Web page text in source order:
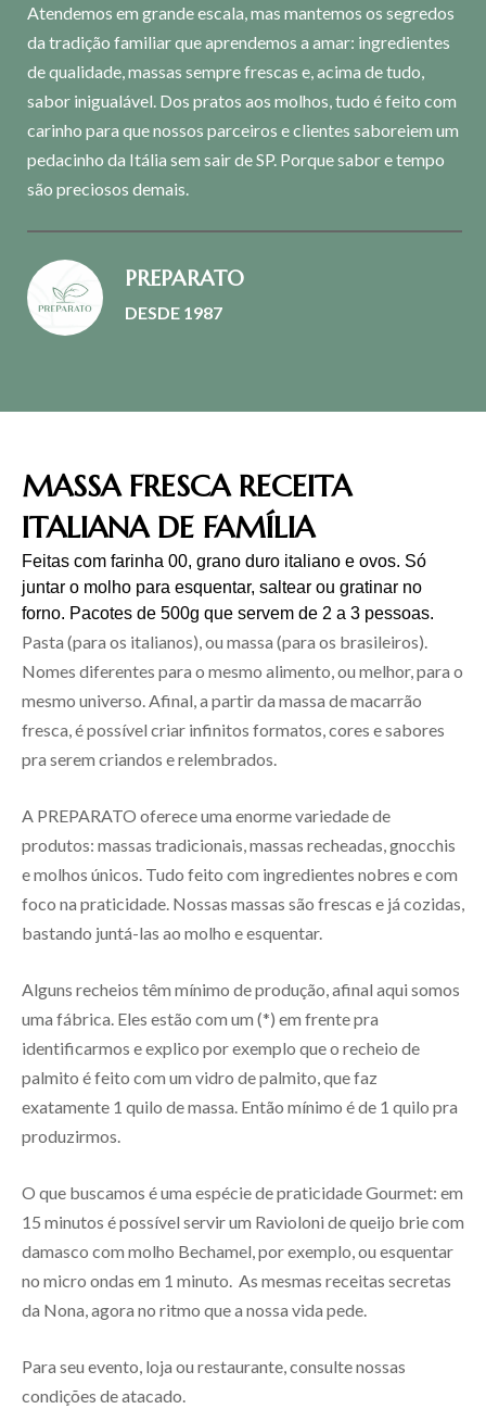
Atendemos em grande escala, mas mantemos os segredos
da tradição familiar que aprendemos a amar: ingredientes
de qualidade, massas sempre frescas e, acima de tudo,
sabor inigualável. Dos pratos aos molhos, tudo é feito com
carinho para que nossos parceiros e clientes saboreiem um
pedacinho da Itália sem sair de SP. Porque sabor e tempo
são preciosos demais.
PREPARATO
DESDE 1987
MASSA FRESCA RECEITA
ITALIANA DE FAMÍLIA
Feitas com farinha 00, grano duro italiano e ovos. Só
juntar o molho para esquentar, saltear ou gratinar no
forno. Pacotes de 500g que servem de 2 a 3 pessoas.
Pasta (para os italianos), ou massa (para os brasileiros).
Nomes diferentes para o mesmo alimento, ou melhor, para o
mesmo universo. Afinal, a partir da massa de macarrão
fresca, é possível criar infinitos formatos, cores e sabores
pra serem criandos e relembrados.
A PREPARATO oferece uma enorme variedade de
produtos: massas tradicionais, massas recheadas, gnocchis
e molhos únicos. Tudo feito com ingredientes nobres e com
foco na praticidade. Nossas massas são frescas e já cozidas,
bastando juntá-las ao molho e esquentar.
Alguns recheios têm mínimo de produção, afinal aqui somos
uma fábrica. Eles estão com um (*) em frente pra
identificarmos e explico por exemplo que o recheio de
palmito é feito com um vidro de palmito, que faz
exatamente 1 quilo de massa. Então mínimo é de 1 quilo pra
produzirmos.
O que buscamos é uma espécie de praticidade Gourmet: em
15 minutos é possível servir um Ravioloni de queijo brie com
damasco com molho Bechamel, por exemplo, ou esquentar
no micro ondas em 1 minuto. As mesmas receitas secretas
da Nona, agora no ritmo que a nossa vida pede.
Para seu evento, loja ou restaurante, consulte nossas
condições de atacado.